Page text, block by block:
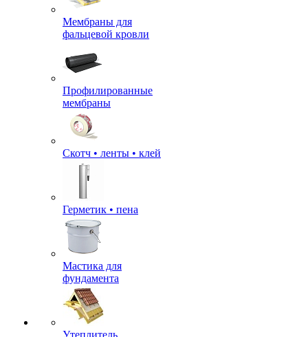
Мембраны для
фальцевой кровли
Профилированные
мембраны
Скотч • ленты • клей
Герметик • пена
Мастика для
фундамента
Утеплитель